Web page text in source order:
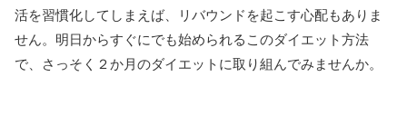
活を習慣化してしまえば、リバウンドを起こす心配もありま
せん。明日からすぐにでも始められるこのダイエット方法
で、さっそく２か月のダイエットに取り組んでみませんか。